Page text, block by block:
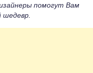
помогут Вам